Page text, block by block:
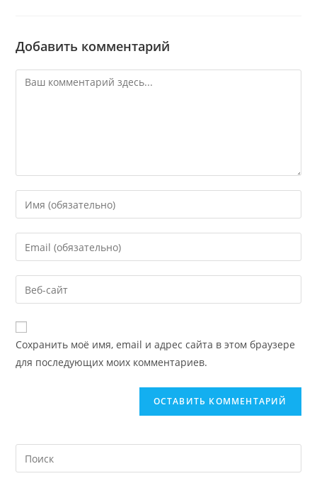
Добавить комментарий
Сохранить моё имя, email и адрес сайта в этом браузере
для последующих моих комментариев.